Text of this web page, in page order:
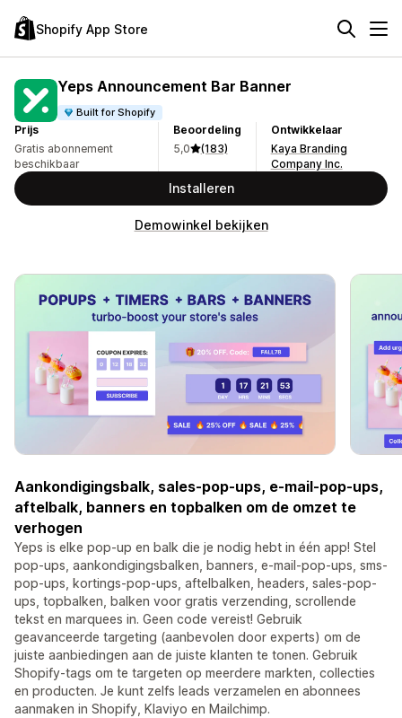
Shopify App Store
Yeps Announcement Bar Banner
Built for Shopify
Prijs
Gratis abonnement
beschikbaar
Beoordeling
5,0
(183)
Ontwikkelaar
Kaya Branding
Company Inc.
Installeren
Demowinkel bekijken
Aankondigingsbalk, sales-pop-ups, e-mail-pop-ups,
aftelbalk, banners en topbalken om de omzet te
verhogen
Yeps is elke pop-up en balk die je nodig hebt in één app! Stel
pop-ups, aankondigingsbalken, banners, e-mail-pop-ups, sms-
pop-ups, kortings-pop-ups, aftelbalken, headers, sales-pop-
ups, topbalken, balken voor gratis verzending, scrollende
tekst en marquees in. Geen code vereist! Gebruik
geavanceerde targeting (aanbevolen door experts) om de
juiste aanbiedingen aan de juiste klanten te tonen. Gebruik
Shopify-tags om te targeten op meerdere markten, collecties
en producten. Je kunt zelfs leads verzamelen en abonnees
aanmaken in Shopify, Klaviyo en Mailchimp.